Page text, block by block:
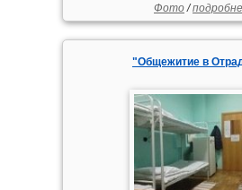
Фото/
"Общежитие в